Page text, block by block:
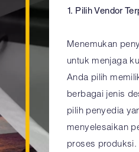
1. Pilih Vendor
Menemukan
untuk menjaga
Anda pilih
berbagai jenis
pilih penyedia
menyelesaikan
proses produksi.